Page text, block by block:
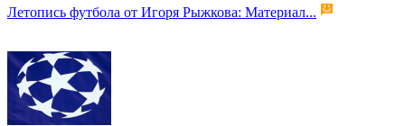
Летопись футбола от Игоря Рыжкова: Материал...